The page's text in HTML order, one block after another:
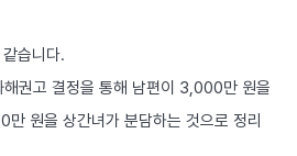
습니다.
해권고 결정을 통해 남편이 3,000만 원을
만 원을 상간녀가 분담하는 것으로 정리